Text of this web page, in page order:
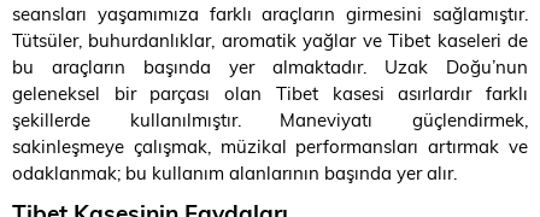
seansları yaşamımıza farklı araçların girmesini sağlamıştır.
Tütsüler, buhurdanlıklar, aromatik yağlar ve Tibet kaseleri de
bu araçların başında yer almaktadır. Uzak Doğu’nun
geleneksel bir parçası olan Tibet kasesi asırlardır farklı
şekillerde kullanılmıştır. Maneviyatı güçlendirmek,
sakinleşmeye çalışmak, müzikal performansları artırmak ve
odaklanmak; bu kullanım alanlarının başında yer alır.